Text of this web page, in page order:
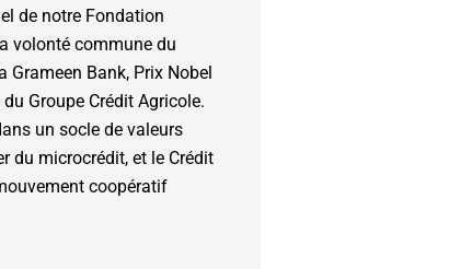
de notre Fondation
volonté commune du
Grameen Bank, Prix Nobel
Groupe Crédit Agricole.
un socle de valeurs
du microcrédit, et le Crédit
coopératif